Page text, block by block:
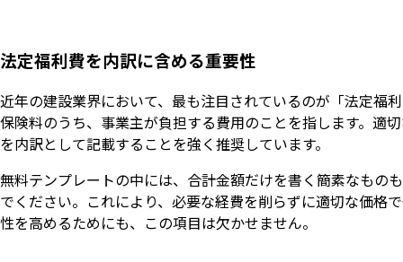
法定福利費を内訳に含める重要性
近年の建設業界において、最も注目されているのが「法定福
保険料のうち、事業主が負担する費用のことを指します。適
を内訳として記載することを強く推奨しています。
無料テンプレートの中には、合計金額だけを書く簡素なもの
でください。これにより、必要な経費を削らずに適切な価格
性を高めるためにも、この項目は欠かせません。